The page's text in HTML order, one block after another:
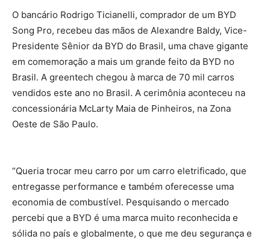
O bancário Rodrigo Ticianelli, comprador de um BYD
Song Pro, recebeu das mãos de Alexandre Baldy, Vice-
Presidente Sênior da BYD do Brasil, uma chave gigante
em comemoração a mais um grande feito da BYD no
Brasil. A greentech chegou à marca de 70 mil carros
vendidos este ano no Brasil. A cerimônia aconteceu na
concessionária McLarty Maia de Pinheiros, na Zona
Oeste de São Paulo.
“Queria trocar meu carro por um carro eletrificado, que
entregasse performance e também oferecesse uma
economia de combustível. Pesquisando o mercado
percebi que a BYD é uma marca muito reconhecida e
sólida no país e globalmente, o que me deu segurança e